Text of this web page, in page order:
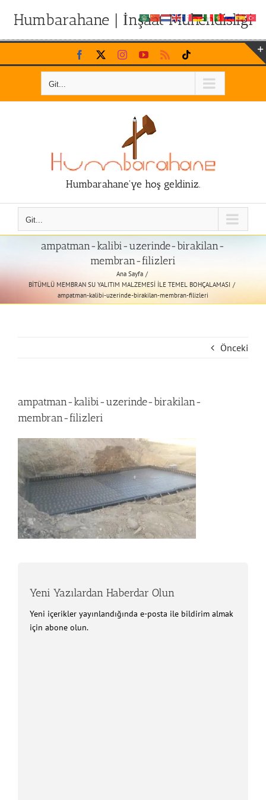
Humbarahane | İnşaat Mühendisliği
Skip
to
Facebook InstagramYouTubeRss
Git...
Humbarahane'ye hoş geldiniz.
Git...
ampatman-kalibi-uzerinde-birakilan-
membran-filizleri
Ana Sayfa
BİTÜMLÜ MEMBRAN SU YALITIM MALZEMESİ İLE TEMEL BOHÇALAMASI
ampatman-kalibi-uzerinde-birakilan-membran-filizleri
Önceki
ampatman-kalibi-uzerinde-birakilan-
membran-filizleri
Yeni Yazılardan Haberdar Olun
Yeni içerikler yayınlandığında e-posta ile bildirim almak
için abone olun.